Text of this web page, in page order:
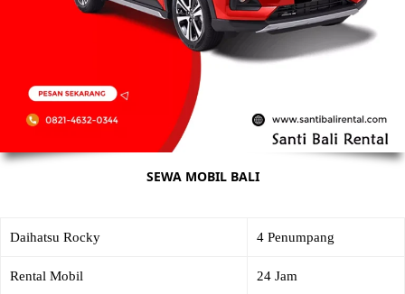
SEWA MOBIL BALI
Daihatsu Rocky 4 Penumpang
Rental Mobil 24 Jam